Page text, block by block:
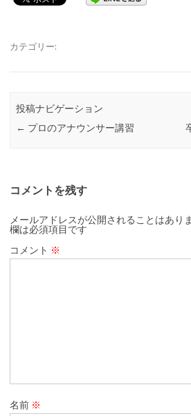
カテゴリー:
投稿ナビゲーション
← プロのアナウンサー講習
コメントを残す
メールアドレスが公開されることはあり
欄は必須項目です
コメント ※
名前 ※